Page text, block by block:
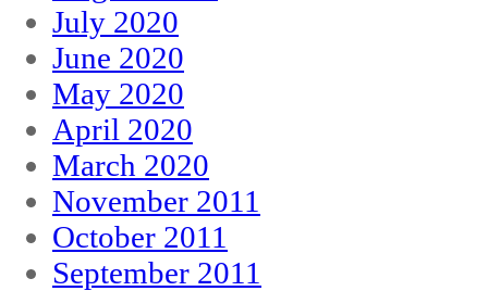
July 2020
June 2020
May 2020
April 2020
March 2020
November 2011
October 2011
September 2011